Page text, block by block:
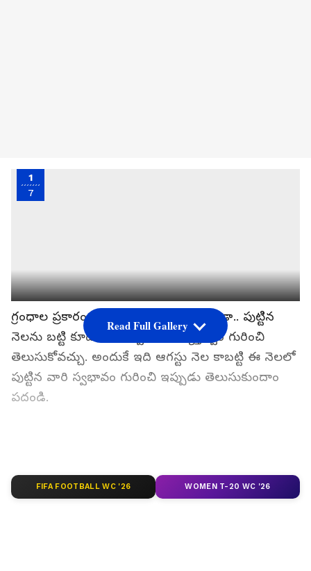
1
7
గ్రంధాల ప్రకారం.. పుట్టిన తేదీ ఒక్కటే కాకుండా.. పుట్టిన
నెలను బట్టి కూడా మన స్వభావం, వ్యక్తిత్వం గురించి
తెలుసుకోవచ్చు. అందుకే ఇది ఆగస్టు నెల కాబట్టి ఈ నెలలో
పుట్టిన వారి స్వభావం గురించి ఇప్పుడు తెలుసుకుందాం
పదండి.
Read Full Gallery
FIFA FOOTBALL WC '26 WOMEN T-20 WC '26